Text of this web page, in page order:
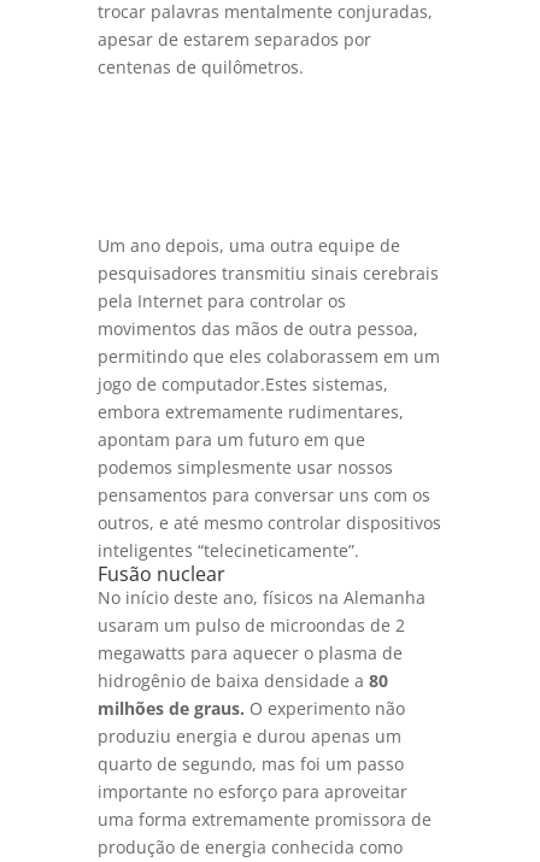
trocar palavras mentalmente conjuradas,
apesar de estarem separados por
centenas de quilômetros.
Um ano depois, uma outra equipe de
pesquisadores transmitiu sinais cerebrais
pela Internet para controlar os
movimentos das mãos de outra pessoa,
permitindo que eles colaborassem em um
jogo de computador.Estes sistemas,
embora extremamente rudimentares,
apontam para um futuro em que
podemos simplesmente usar nossos
pensamentos para conversar uns com os
outros, e até mesmo controlar dispositivos
inteligentes “telecineticamente”.
Fusão nuclear
No início deste ano, físicos na Alemanha
usaram um pulso de microondas de 2
megawatts para aquecer o plasma de
hidrogênio de baixa densidade a 80
milhões de graus. O experimento não
produziu energia e durou apenas um
quarto de segundo, mas foi um passo
importante no esforço para aproveitar
uma forma extremamente promissora de
produção de energia conhecida como